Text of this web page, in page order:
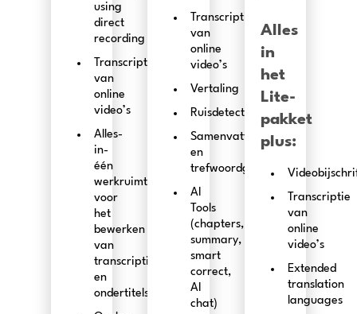
using
direct
recording
Transcriptie
van
online
video’s
Alles-
in-
één
werkruimte
voor
het
bewerken
van
transcripties
en
ondertitels
Transcriptie
van
online
video’s
Vertaling
Ruisdetectie
Samenvatting
en
trefwoordgeneratie
AI
Tools
(chapters,
summary,
smart
correct,
AI
chat)
Alles
in
het
Lite-
pakket
plus:
Transcriptie
van
online
video’s
Extended
translation
languages